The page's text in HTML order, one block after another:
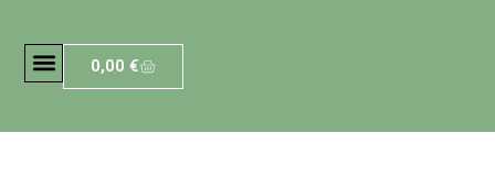
0,00€